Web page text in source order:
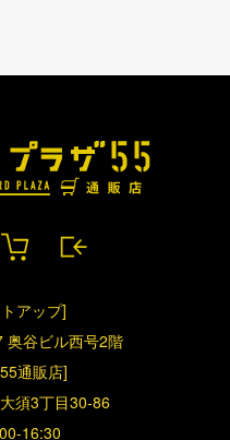
アップ]
奥谷ビル西号2階
通販店]
須3丁目30-86
16:30